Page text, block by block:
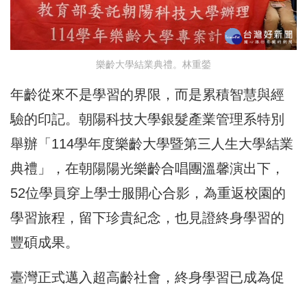
樂齡大學結業典禮。林重鎣
年齡從來不是學習的界限，而是累積智慧與經
驗的印記。朝陽科技大學銀髮產業管理系特別
舉辦「114學年度樂齡大學暨第三人生大學結業
典禮」，在朝陽陽光樂齡合唱團溫馨演出下，
52位學員穿上學士服開心合影，為重返校園的
學習旅程，留下珍貴紀念，也見證終身學習的
豐碩成果。
臺灣正式邁入超高齡社會，終身學習已成為促